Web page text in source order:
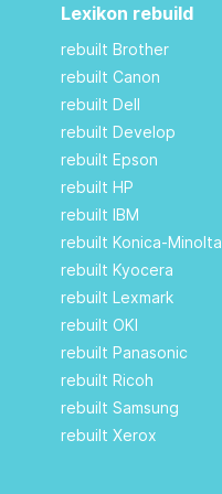
Lexikon rebuild
rebuilt Brother
rebuilt Canon
rebuilt Dell
rebuilt Develop
rebuilt Epson
rebuilt HP
rebuilt IBM
rebuilt Konica-Minolta
rebuilt Kyocera
rebuilt Lexmark
rebuilt OKI
rebuilt Panasonic
rebuilt Ricoh
rebuilt Samsung
rebuilt Xerox